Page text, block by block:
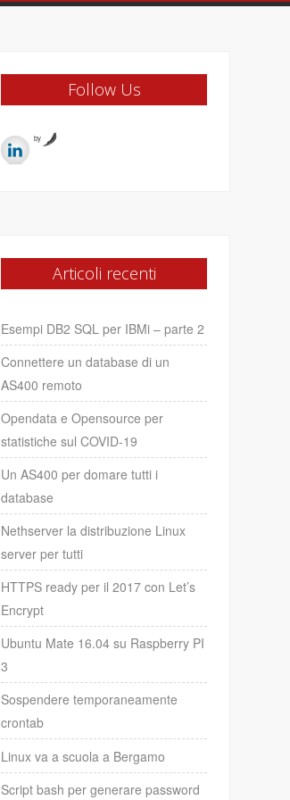
Follow Us
by
Articoli recenti
Esempi DB2 SQL per IBMi – parte 2
Connettere un database di un
AS400 remoto
Opendata e Opensource per
statistiche sul COVID-19
Un AS400 per domare tutti i
database
Nethserver la distribuzione Linux
server per tutti
HTTPS ready per il 2017 con Let’s
Encrypt
Ubuntu Mate 16.04 su Raspberry PI
3
Sospendere temporaneamente
crontab
Linux va a scuola a Bergamo
Script bash per generare password